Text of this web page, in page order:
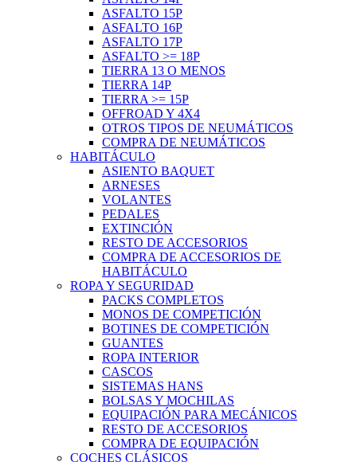
ASFALTO 15P
ASFALTO 16P
ASFALTO 17P
ASFALTO >= 18P
TIERRA 13 O MENOS
TIERRA 14P
TIERRA >= 15P
OFFROAD Y 4X4
OTROS TIPOS DE NEUMÁTICOS
COMPRA DE NEUMÁTICOS
HABITÁCULO
ASIENTO BAQUET
ARNESES
VOLANTES
PEDALES
EXTINCIÓN
RESTO DE ACCESORIOS
COMPRA DE ACCESORIOS DE
HABITÁCULO
ROPA Y SEGURIDAD
PACKS COMPLETOS
MONOS DE COMPETICIÓN
BOTINES DE COMPETICIÓN
GUANTES
ROPA INTERIOR
CASCOS
SISTEMAS HANS
BOLSAS Y MOCHILAS
EQUIPACIÓN PARA MECÁNICOS
RESTO DE ACCESORIOS
COMPRA DE EQUIPACIÓN
COCHES CLÁSICOS